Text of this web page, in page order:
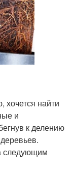
хочется найти
и
к делению
следующим